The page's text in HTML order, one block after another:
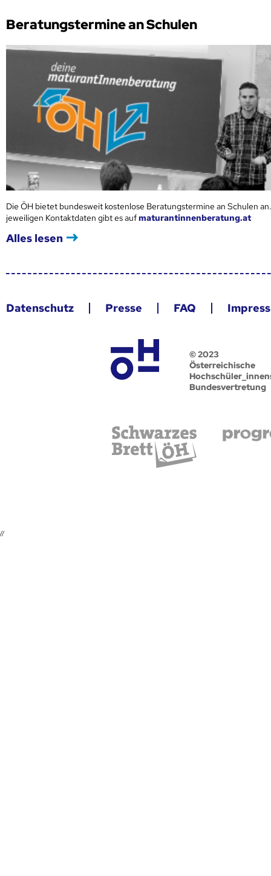
Beratungstermine an Schulen
Die ÖH bietet bundesweit kostenlose Beratungstermine an Schulen
jeweiligen Kontaktdaten gibt es aufmaturantinnenberatung.at
Alles lesen
Datenschutz Presse FAQ
© 2023
Österreichische
Bundesvertretung
//